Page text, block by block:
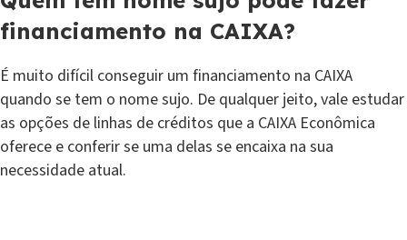
financiamento na CAIXA?
É muito difícil conseguir um financiamento na CAIXA
quando se tem o nome sujo. De qualquer jeito, vale estudar
as opções de linhas de créditos que a CAIXA Econômica
oferece e conferir se uma delas se encaixa na sua
necessidade atual.